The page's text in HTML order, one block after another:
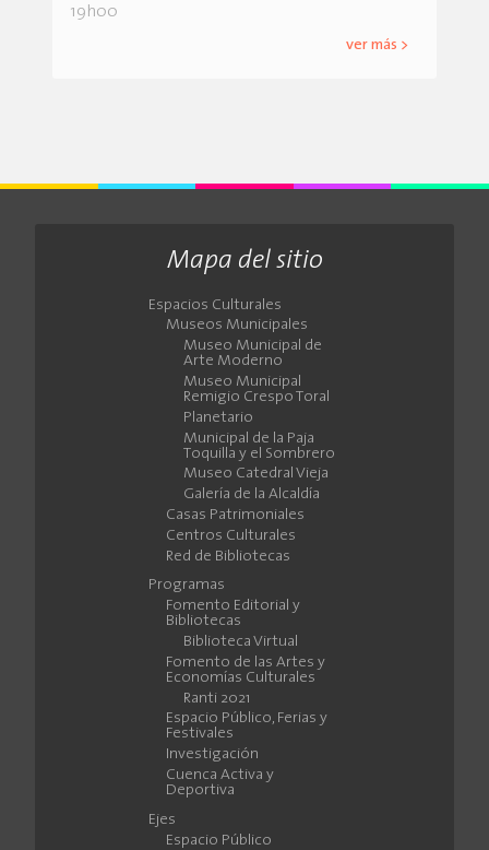
19h00
ver más >
Mapa del sitio
Espacios Culturales
Museos Municipales
Museo Municipal de
Arte Moderno
Museo Municipal
Remigio Crespo Toral
Planetario
Municipal de la Paja
Toquilla y el Sombrero
Museo Catedral Vieja
Galería de la Alcaldía
Casas Patrimoniales
Centros Culturales
Red de Bibliotecas
Programas
Fomento Editorial y
Bibliotecas
Biblioteca Virtual
Fomento de las Artes y
Economías Culturales
Ranti 2021
Espacio Público, Ferias y
Festivales
Investigación
Cuenca Activa y
Deportiva
Ejes
Espacio Público